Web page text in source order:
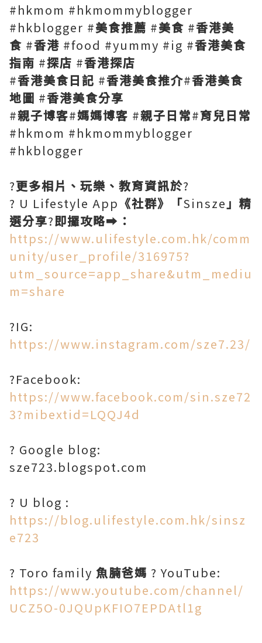
#hkmom #hkmommyblogger
#hkblogger #美食推薦 #美食 #香港美
食 #香港 #food #yummy #ig #香港美食
指南 #探店 #香港探店
#香港美食日記 #香港美食推介#香港美食
地圖 #香港美食分享
#親子博客#媽媽博客 #親子日常#育兒日常
#hkmom #hkmommyblogger
#hkblogger
?更多相片、玩樂、教育資訊於?
? U Lifestyle App 《社群》「Sinsze 」精
選分享?即攞攻略➡️ ：
https://www.ulifestyle.com.hk/comm
unity/user_profile/316975?
utm_source=app_share&utm_mediu
m=share
?IG:
https://www.instagram.com/sze7.23/
?Facebook:
https://www.facebook.com/sin.sze72
3?mibextid=LQQJ4d
? Google blog:
sze723.blogspot.com
? U blog :
https://blog.ulifestyle.com.hk/sinsz
e723
? Toro family 魚腩爸媽 ? YouTube:
https://www.youtube.com/channel/
UCZ5O-0JQUpKFIO7EPDAtl1g